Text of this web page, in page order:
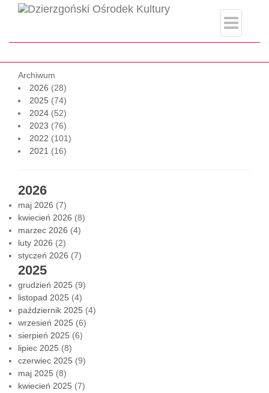
page-archiwum.php
Archiwum
2026 (28)
2025 (74)
2024 (52)
2023 (76)
2022 (101)
2021 (16)
2026
maj 2026 (7)
kwiecień 2026 (8)
marzec 2026 (4)
luty 2026 (2)
styczeń 2026 (7)
2025
grudzień 2025 (9)
listopad 2025 (4)
październik 2025 (4)
wrzesień 2025 (6)
sierpień 2025 (6)
lipiec 2025 (8)
czerwiec 2025 (9)
maj 2025 (8)
kwiecień 2025 (7)